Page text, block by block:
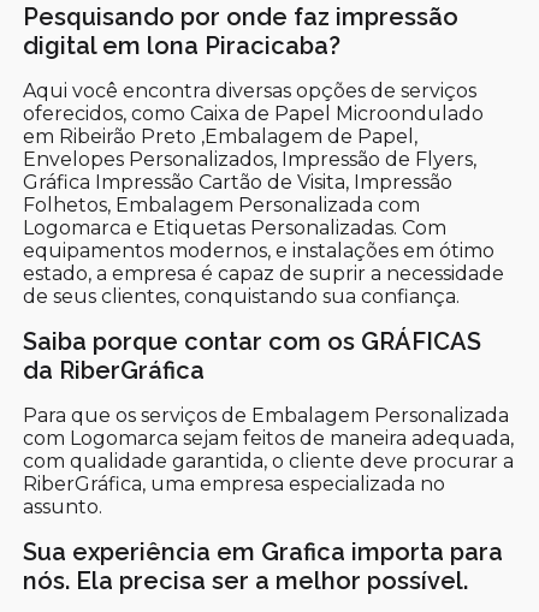
Pesquisando por onde faz impressão
digital em lona Piracicaba?
Aqui você encontra diversas opções de serviços
oferecidos, como Caixa de Papel Microondulado
em Ribeirão Preto ,Embalagem de Papel,
Envelopes Personalizados, Impressão de Flyers,
Gráfica Impressão Cartão de Visita, Impressão
Folhetos, Embalagem Personalizada com
Logomarca e Etiquetas Personalizadas. Com
equipamentos modernos, e instalações em ótimo
estado, a empresa é capaz de suprir a necessidade
de seus clientes, conquistando sua confiança.
Saiba porque contar com os GRÁFICAS
da RiberGráfica
Para que os serviços de Embalagem Personalizada
com Logomarca sejam feitos de maneira adequada,
com qualidade garantida, o cliente deve procurar a
RiberGráfica, uma empresa especializada no
assunto.
Sua experiência em Grafica importa para
nós. Ela precisa ser a melhor possível.